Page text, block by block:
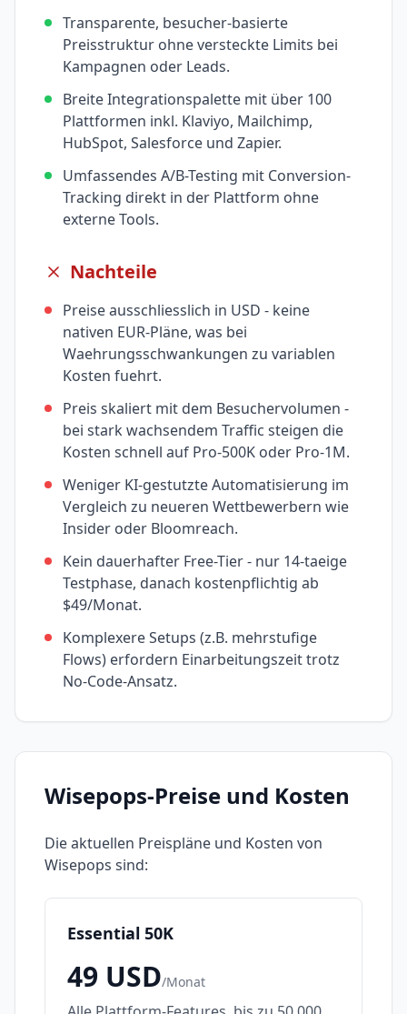
Transparente, besucher-basierte
Preisstruktur ohne versteckte Limits bei
Kampagnen oder Leads.
Breite Integrationspalette mit über 100
Plattformen inkl. Klaviyo, Mailchimp,
HubSpot, Salesforce und Zapier.
Umfassendes A/B-Testing mit Conversion-
Tracking direkt in der Plattform ohne
externe Tools.
Nachteile
Preise ausschliesslich in USD - keine
nativen EUR-Pläne, was bei
Waehrungsschwankungen zu variablen
Kosten fuehrt.
Preis skaliert mit dem Besuchervolumen -
bei stark wachsendem Traffic steigen die
Kosten schnell auf Pro-500K oder Pro-1M.
Weniger KI-gestutzte Automatisierung im
Vergleich zu neueren Wettbewerbern wie
Insider oder Bloomreach.
Kein dauerhafter Free-Tier - nur 14-taeige
Testphase, danach kostenpflichtig ab
$49/Monat.
Komplexere Setups (z.B. mehrstufige
Flows) erfordern Einarbeitungszeit trotz
No-Code-Ansatz.
Wisepops-Preise und Kosten
Die aktuellen Preispläne und Kosten von
Wisepops sind:
Essential 50K
49 USD/Monat